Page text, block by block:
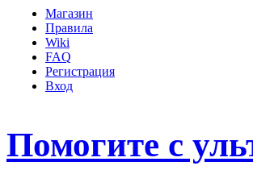
Магазин
Правила
Wiki
FAQ
Регистрация
Вход
Помогите с